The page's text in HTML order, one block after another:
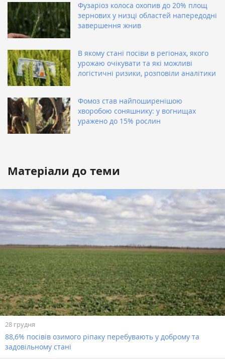
Фузаріоз колоса охопив до 20% площ
зернових у низці областей напередодні
завершення жнив
В якому стані посіви в регіонах, якого
урожаю очікувати та які можливі
логістичні ризики, розповіли аналітики
Фомоз став найпоширенішою
хворобою соняшнику: у вогнищах
уражено до 15% рослин
Матеріали до теми
28 грудня
88,6% посівів озимого ріпаку перебувають у доброму та
задовільному стані